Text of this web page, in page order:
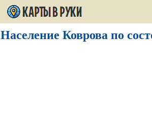
Население Коврова по